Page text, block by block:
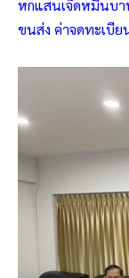
หกแสนเจ็ดหมื่นบ
ขนส่ง ค่าจดทะเบี